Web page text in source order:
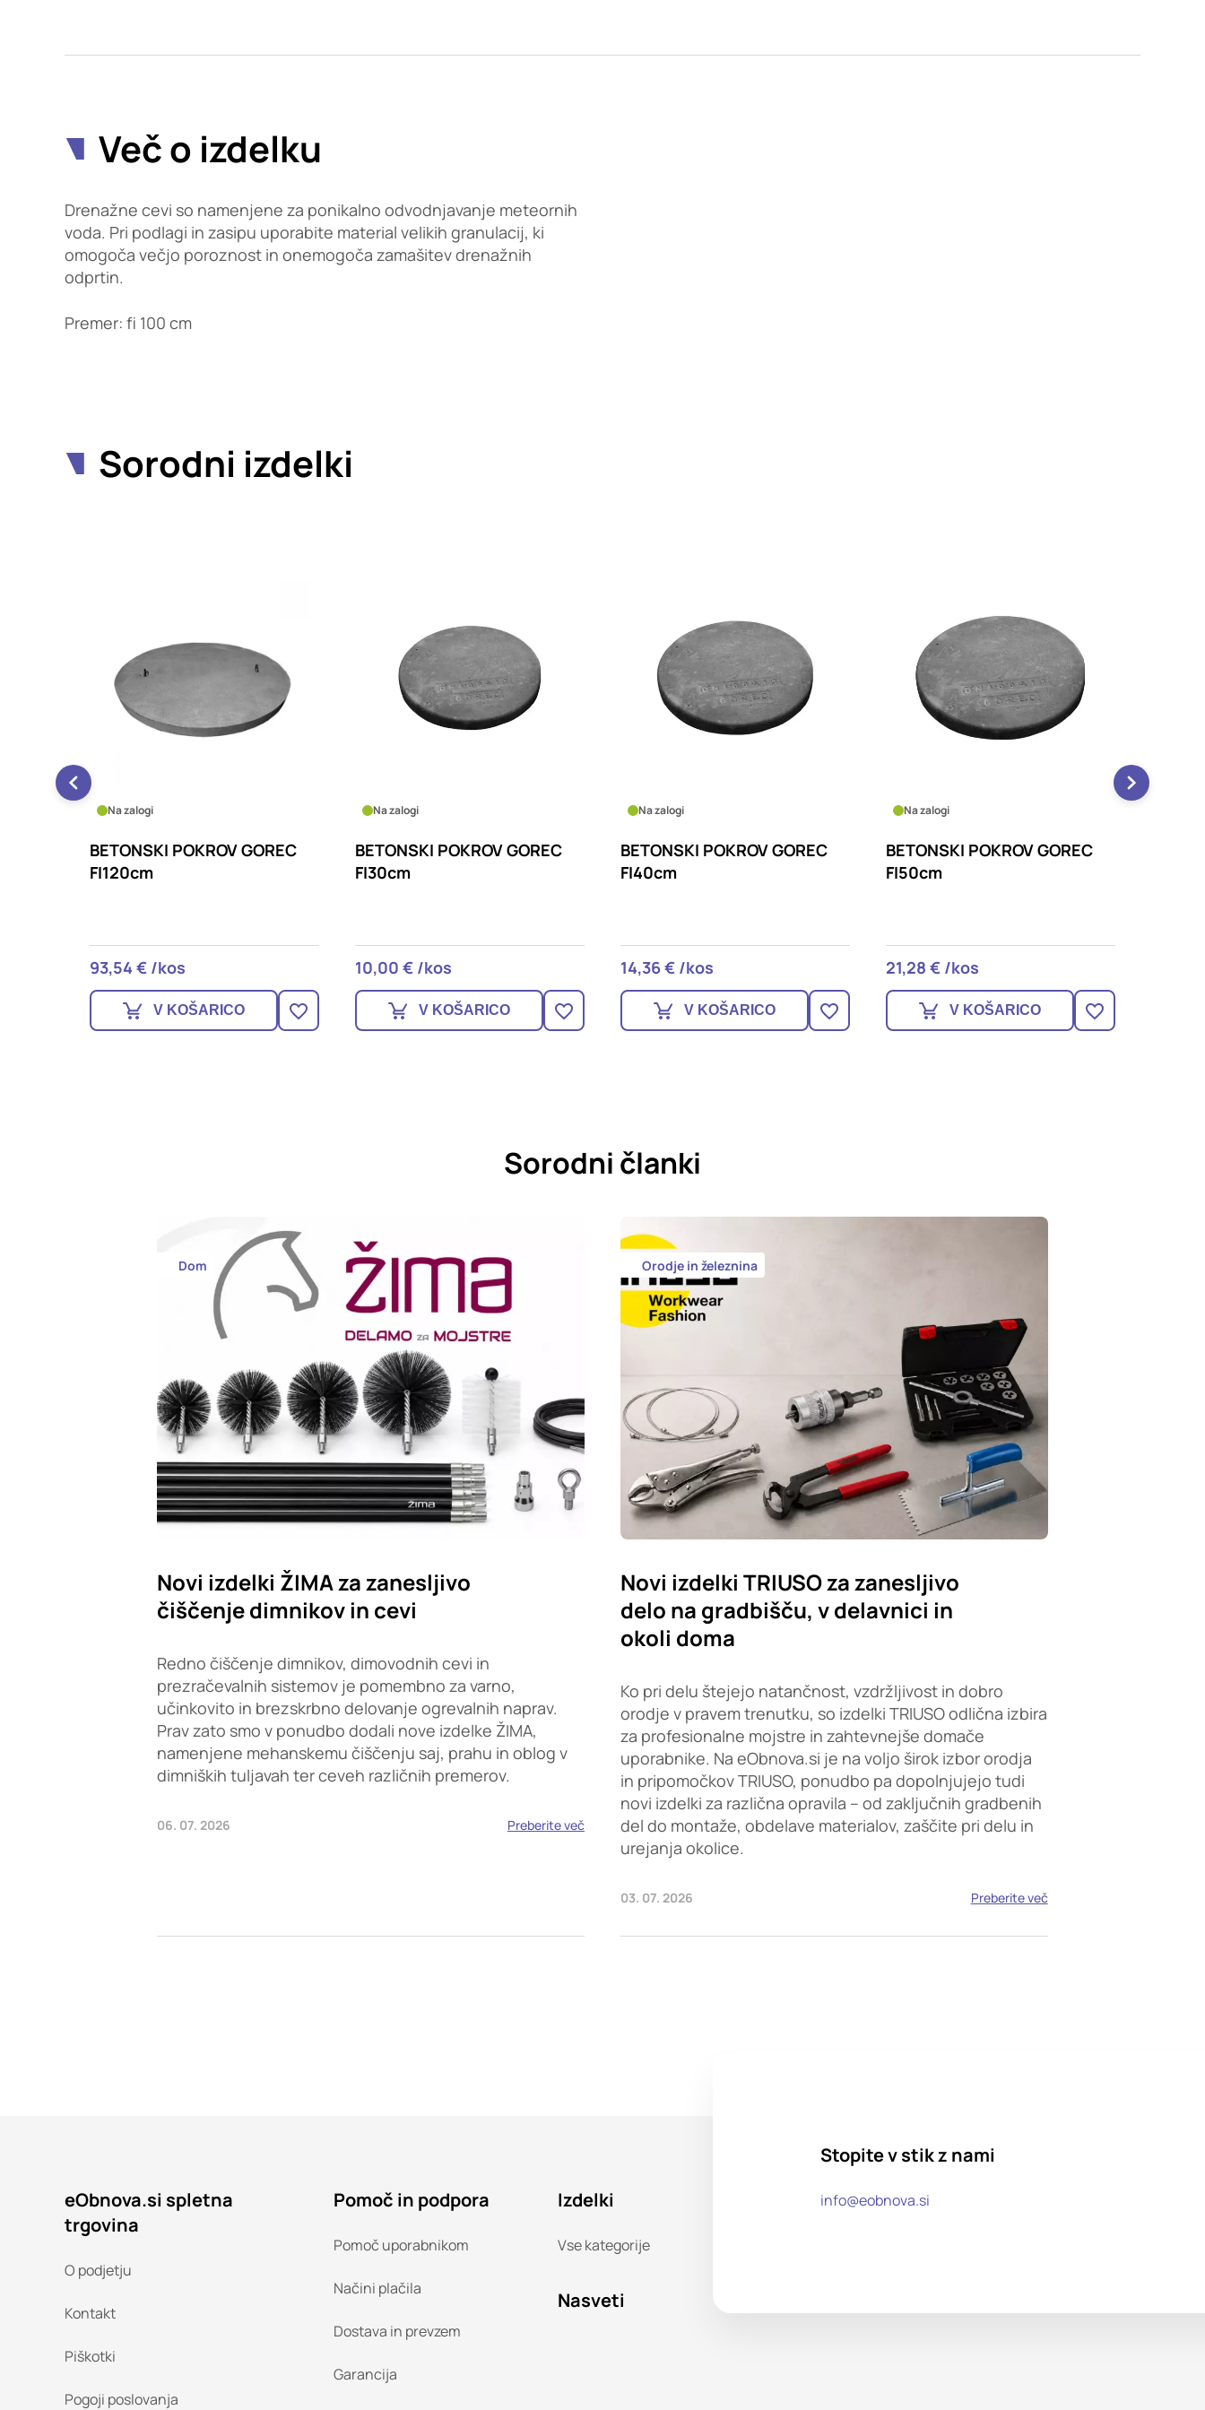
Več o izdelku
Drenažne cevi so namenjene za ponikalno odvodnjavanje meteornih
voda. Pri podlagi in zasipu uporabite material velikih granulacij, ki
omogoča večjo poroznost in onemogoča zamašitev drenažnih
odprtin.
Premer: fi 100 cm
Sorodni izdelki
Na zalogi
BETONSKI POKROV GOREC
FI30cm
10,00 € /kos
V KOŠARICO
Na zalogi
BETONSKI POKROV GOREC
FI40cm
14,36 € /kos
V KOŠARICO
Na zalogi
BETONSKI POKROV GOREC
FI50cm
21,28 € /kos
V KOŠARICO
Na zalogi
BETONSKI POKROV GOREC
FI60cm
30,06 € /kos
V KOŠARICO
Sorodni članki
Dom
Novi izdelki ŽIMA za zanesljivo
čiščenje dimnikov in cevi
Redno čiščenje dimnikov, dimovodnih cevi in
prezračevalnih sistemov je pomembno za varno,
učinkovito in brezskrbno delovanje ogrevalnih naprav.
Prav zato smo v ponudbo dodali nove izdelke ŽIMA,
namenjene mehanskemu čiščenju saj, prahu in oblog v
dimniških tuljavah ter ceveh različnih premerov.
06. 07. 2026 Preberite več
Orodje in železnina
Novi izdelki TRIUSO za zanesljivo
delo na gradbišču, v delavnici in
okoli doma
Ko pri delu štejejo natančnost, vzdržljivost in dobro
orodje v pravem trenutku, so izdelki TRIUSO odlična izbira
za profesionalne mojstre in zahtevnejše domače
uporabnike. Na eObnova.si je na voljo širok izbor orodja
in pripomočkov TRIUSO, ponudbo pa dopolnjujejo tudi
novi izdelki za različna opravila – od zaključnih gradbenih
del do montaže, obdelave materialov, zaščite pri delu in
urejanja okolice.
03. 07. 2026 Preberite več
eObnova.si spletna
trgovina
O podjetju
Kontakt
Piškotki
Pogoji poslovanja
Pomoč in podpora
Pomoč uporabnikom
Načini plačila
Dostava in prevzem
Garancija
Izdelki
Vse kategorije
Nasveti
Stopite v stik z nami
info@eobnova.si